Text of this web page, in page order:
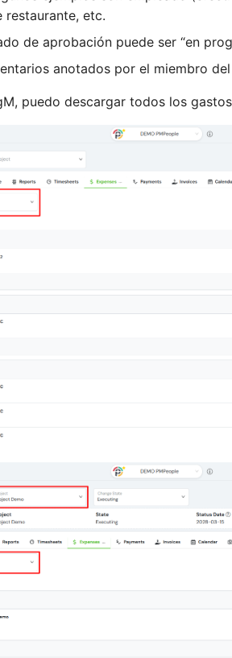
restaurante, etc.
de aprobación puede ser “en
anotados por el miembro
puedo descargar todos los